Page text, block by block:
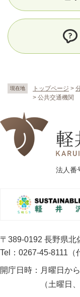
現在地 トップページ >
> 公共交通機関
法人番
〒389-0192 長野県北
Tel：0267-45-8111（
開庁日時： 月曜日か
（土曜日